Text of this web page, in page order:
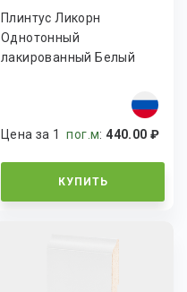
Плинтус Ликорн
Однотонный
лакированный Белый
Цена за 1пог.м:440.00 ₽
КУПИТЬ